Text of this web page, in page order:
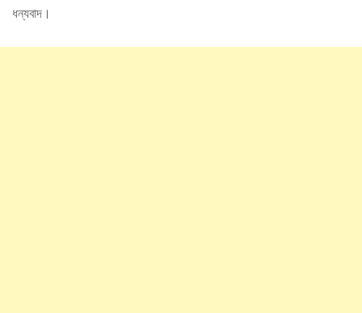
ধন্যবাদ।